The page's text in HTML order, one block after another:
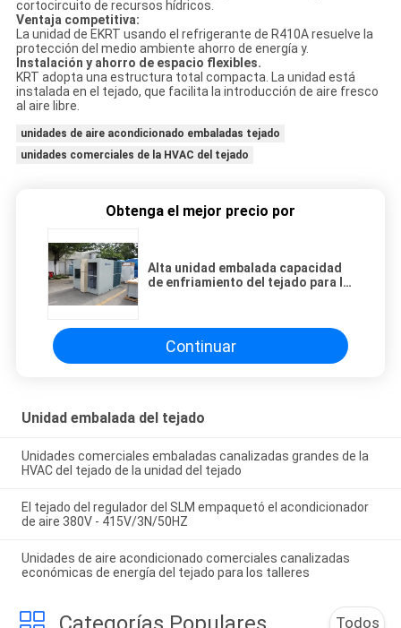
cortocircuito de recursos hídricos.
Ventaja competitiva:
La unidad de EKRT usando el refrigerante de R410A resuelve la
protección del medio ambiente ahorro de energía y.
Instalación y ahorro de espacio flexibles.
KRT adopta una estructura total compacta. La unidad está
instalada en el tejado, que facilita la introducción de aire fresco
al aire libre.
unidades de aire acondicionado embaladas tejado
unidades comerciales de la HVAC del tejado
Obtenga el mejor precio por
Alta unidad embalada capacidad
de enfriamiento del tejado para la
Continuar
Unidad embalada del tejado
Unidades comerciales embaladas canalizadas grandes de la
HVAC del tejado de la unidad del tejado
El tejado del regulador del SLM empaquetó el acondicionador
de aire 380V - 415V/3N/50HZ
Unidades de aire acondicionado comerciales canalizadas
económicas de energía del tejado para los talleres
Todos